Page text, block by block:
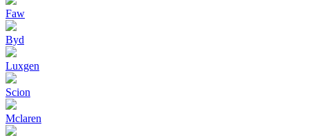
Faw
Byd
Luxgen
Scion
Mclaren